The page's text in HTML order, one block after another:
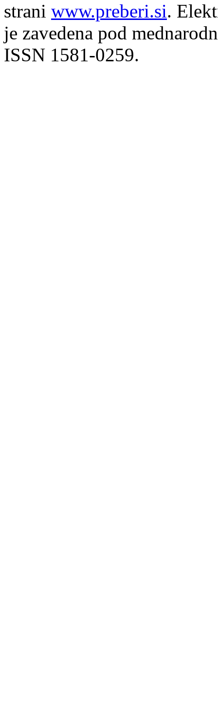
strani www.preberi.si.
je zavedena pod
ISSN 1581-0259.